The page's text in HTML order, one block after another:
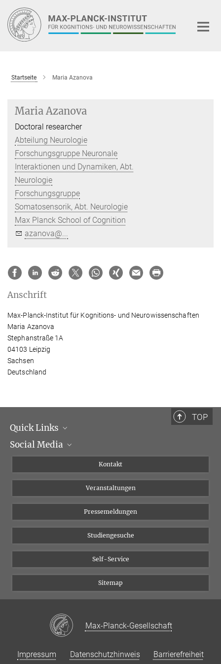
Hauptinhalt
Startseite Maria Azanova
Maria Azanova
Doctoral researcher
Abteilung Neurologie
Forschungsgruppe Neuronale
Interaktionen und Dynamiken, Abt.
Neurologie
Forschungsgruppe
Somatosensorik, Abt. Neurologie
Max Planck School of Cognition
azanova@...
Anschrift
Max-Planck-Institut für Kognitions- und Neurowissenschaften
Maria Azanova
Stephanstraße 1A
04103 Leipzig
Sachsen
Deutschland
TOP
Quick Links
Institutsleitung
Social Media
YouTube
Kontakt
Veranstaltungen
Pressemeldungen
Studiengesuche
Self-Service
Sitemap
Max-Planck-Gesellschaft
Impressum Datenschutzhinweis Barrierefreiheit